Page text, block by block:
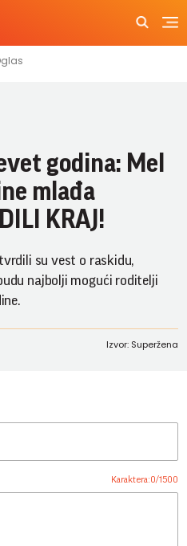
godina: Mel
mlađa
KRAJ!
su vest o raskidu,
najbolji mogući roditelji
Izvor: Superžena
Karaktera:0/1500